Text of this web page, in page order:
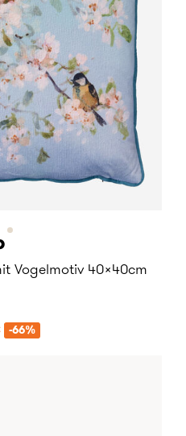
Vogelmotiv 40x40cm
PREIS:
-66%